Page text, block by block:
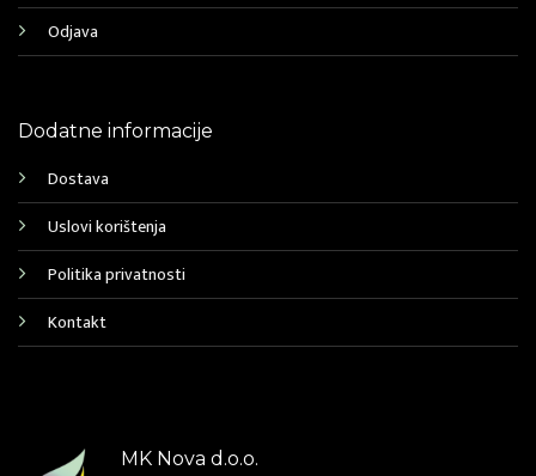
Odjava
Dodatne informacije
Dostava
Uslovi korištenja
Politika privatnosti
Kontakt
MK Nova d.o.o.